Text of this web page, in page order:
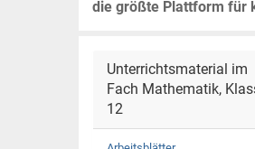
die größte Plattform für
Unterrichtsmaterial im
Fach Mathematik,
12